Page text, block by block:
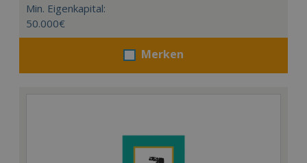
Min. Eigenkapital:
50.000€
Merken